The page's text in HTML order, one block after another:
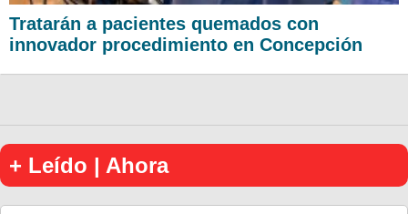
Tratarán a pacientes quemados con
innovador procedimiento en Concepción
+ Leído | Ahora